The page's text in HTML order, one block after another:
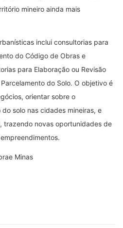
mineiro ainda mais
inclui consultorias para
do Código de Obras e
para Elaboração ou Revisão
do Solo. O objetivo é
orientar sobre o
solo nas cidades mineiras, e
trazendo novas oportunidades de
Minas